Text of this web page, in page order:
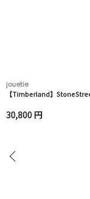
jouetie
【Timberland】
30,800 円